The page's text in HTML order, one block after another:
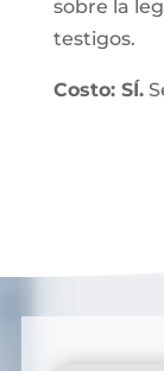
sobre la
testigos.
Costo: SÍ.